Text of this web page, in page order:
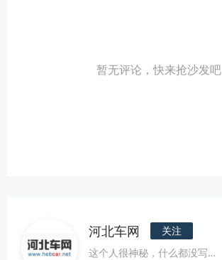
暂无评论，快来抢沙发吧
河北车网
关注
这个人很神秘，什么都没写…